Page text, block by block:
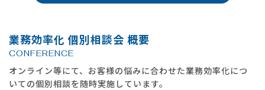
業務効率化 個別相談会 概要
CONFERENCE
オンライン等にて、お客様の悩みに合わせた業務効率化につ
いての個別相談を随時実施しています。